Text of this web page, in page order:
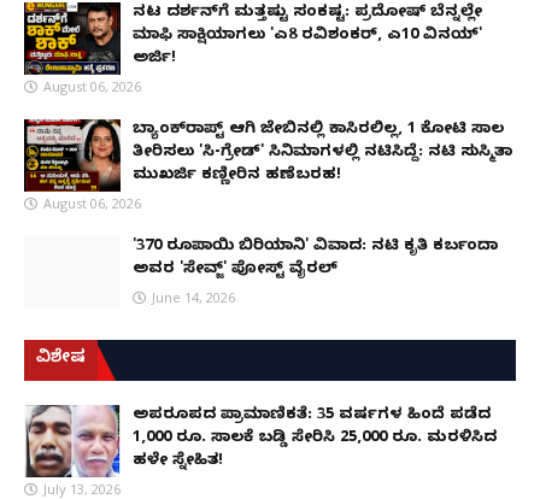
ನಟ ದರ್ಶನ್‌ಗೆ ಮತ್ತಷ್ಟು ಸಂಕಷ್ಟ: ಪ್ರದೋಷ್ ಬೆನ್ನಲ್ಲೇ
ಮಾಫಿ ಸಾಕ್ಷಿಯಾಗಲು 'ಎ8 ರವಿಶಂಕರ್, ಎ10 ವಿನಯ್'
ಅರ್ಜಿ!
August 06, 2026
ಬ್ಯಾಂಕ್‌ರಾಪ್ಟ್‌ ಆಗಿ ಜೇಬಿನಲ್ಲಿ ಕಾಸಿರಲಿಲ್ಲ, ₹1 ಕೋಟಿ ಸಾಲ
ತೀರಿಸಲು 'ಸಿ-ಗ್ರೇಡ್' ಸಿನಿಮಾಗಳಲ್ಲಿ ನಟಿಸಿದ್ದೆ: ನಟಿ ಸುಸ್ಮಿತಾ
ಮುಖರ್ಜಿ ಕಣ್ಣೀರಿನ ಹಣೆಬರಹ!
August 06, 2026
'370 ರೂಪಾಯಿ ಬಿರಿಯಾನಿ' ವಿವಾದ: ನಟಿ ಕೃತಿ ಕರ್ಬಂದಾ
ಅವರ 'ಸೇವ್ಜ್' ಪೋಸ್ಟ್ ವೈರಲ್
June 14, 2026
ವಿಶೇಷ
ಅಪರೂಪದ ಪ್ರಾಮಾಣಿಕತೆ: 35 ವರ್ಷಗಳ ಹಿಂದೆ ಪಡೆದ
1,000 ರೂ. ಸಾಲಕ್ಕೆ ಬಡ್ಡಿ ಸೇರಿಸಿ 25,000 ರೂ. ಮರಳಿಸಿದ
ಹಳೇ ಸ್ನೇಹಿತ!
July 13, 2026